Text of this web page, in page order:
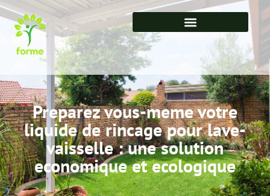
Preparez vous-meme votre
liquide de rincage pour lave-
vaisselle : une solution
economique et ecologique